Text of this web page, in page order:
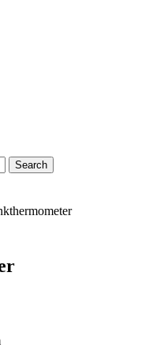
Search